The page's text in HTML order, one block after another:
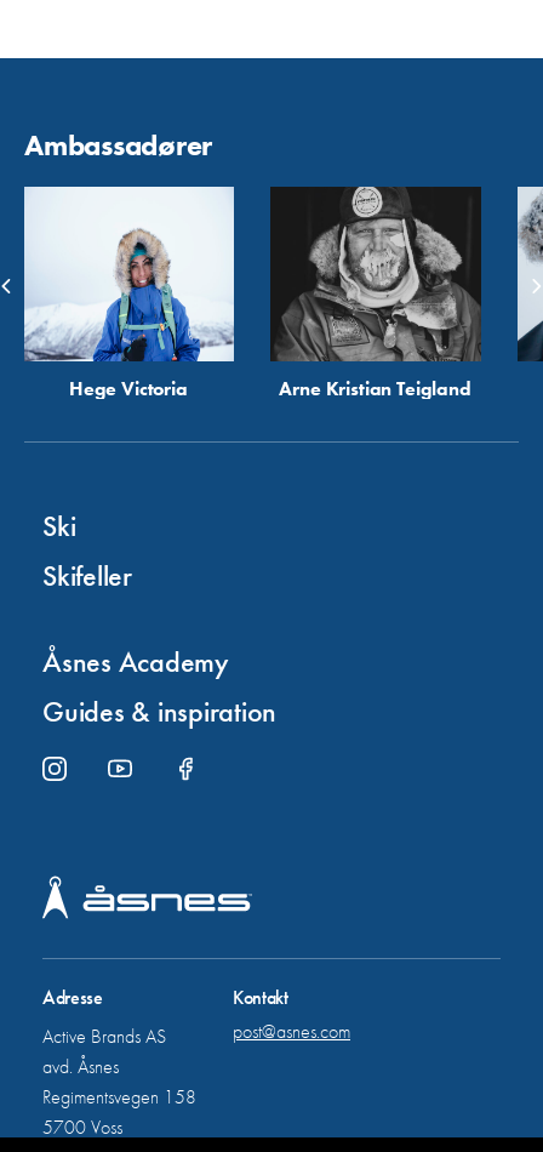
Ambassadører
Hege Victoria Arne Kristian Teigland
Adresse
Active Brands AS
avd. Åsnes
Regimentsvegen 158
5700 Voss
Kontakt
post@asnes.com
Ski
Skifeller
Åsnes Academy
Guides & inspiration